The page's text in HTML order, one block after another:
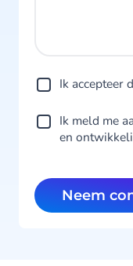
Ik accepteer
Ik meld me
en
Neem